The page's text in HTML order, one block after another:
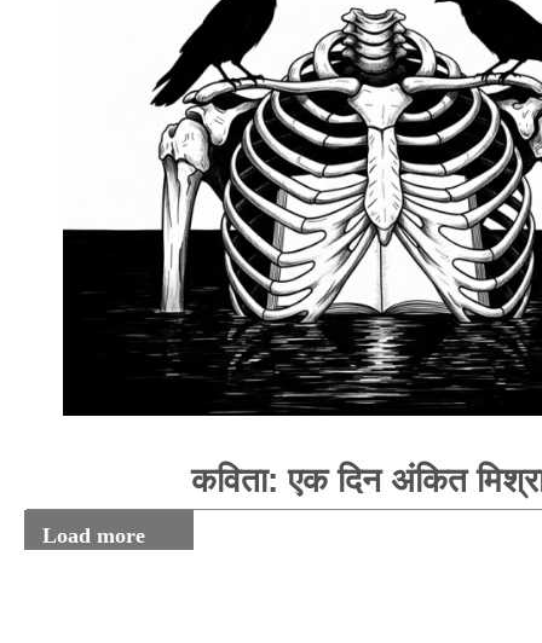
कविता: एक दिन अंकित
Load more